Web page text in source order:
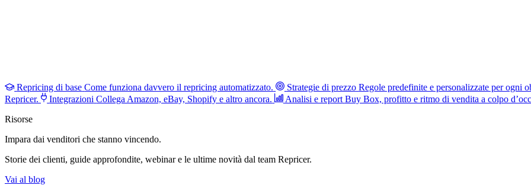
Repricing di base Come funziona davvero il repricing automatizzato. Strategie di prezzo Regole predefinite e personalizzate per ogni
Repricer.
Integrazioni Collega Amazon, eBay, Shopify e altro ancora. Analisi e report Buy Box, profitto e ritmo di vendita a colpo
Risorse
Impara dai venditori che stanno vincendo.
Storie dei clienti, guide approfondite, webinar e le ultime novità dal team Repricer.
Vai al blog